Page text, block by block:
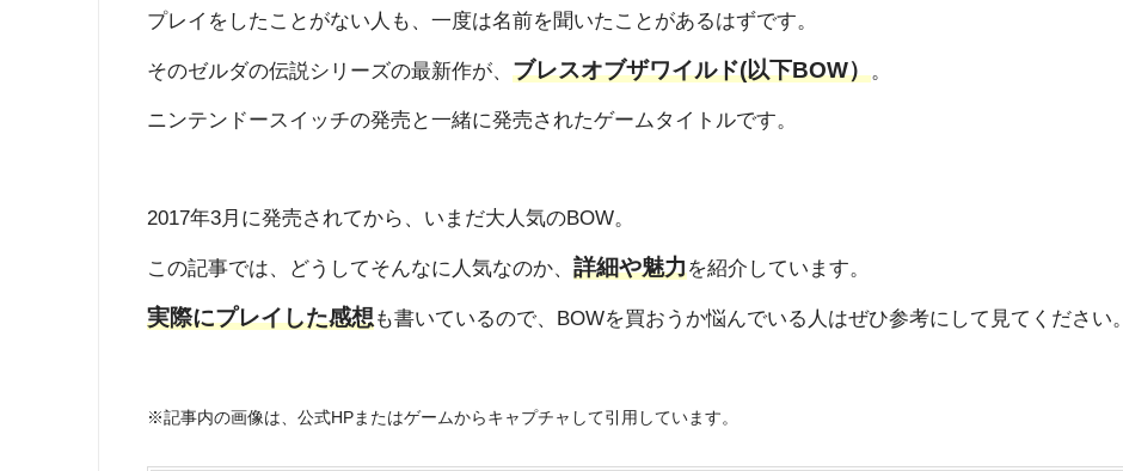
プレイをしたことがない人も、一度は名前を聞いたことがあるはずです。
そのゼルダの伝説シリーズの最新作が、 ブレスオブザワイルド(以下BOW）。
ニンテンドースイッチの発売と一緒に発売されたゲームタイトルです。
2017年3月に発売されてから、いまだ大人気のBOW。
この記事では、どうしてそんなに人気なのか、 詳細や魅力を紹介しています。
実際にプレイした感想も書いているので、BOWを買おうか悩んでいる人はぜひ参考にして見てください。
※記事内の画像は、公式HPまたはゲームからキャプチャして引用しています。